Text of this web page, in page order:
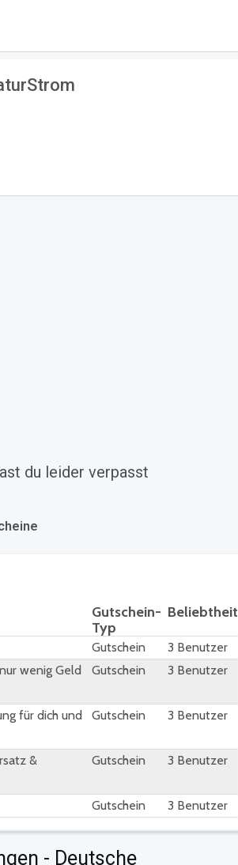
du leider verpasst
Gutschein-
Typ
Beliebtheit
Gutschein
3 Benutzer
wenig Geld
Gutschein 3 Benutzer
für dich und
Gutschein 3 Benutzer
&
Gutschein 3 Benutzer
Gutschein 3 Benutzer
- Deutsche